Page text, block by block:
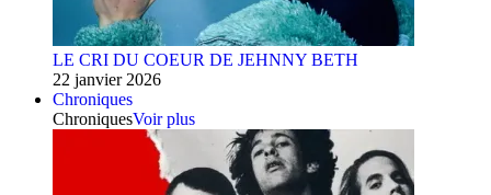
LE CRI DU COEUR DE JEHNNY BETH
22 janvier 2026
Chroniques
ChroniquesVoir plus